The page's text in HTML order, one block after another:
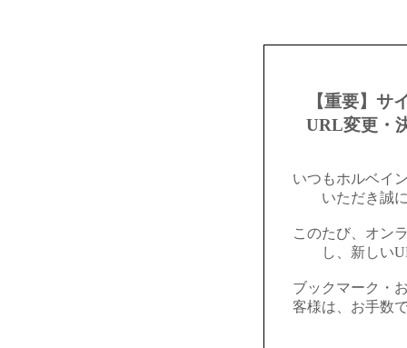
【重要】サ
URL変更・
いつもホルベイ
いただき誠
このたび、オン
し、新しい
ブックマーク・
客様は、お手数